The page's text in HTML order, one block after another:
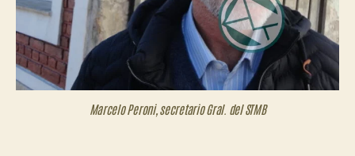
de
con
más
de
12
Marcelo Peroni, secretario Gral. del STMB